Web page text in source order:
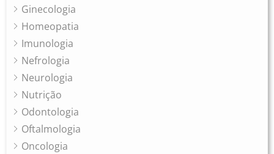
Ginecologia
Homeopatia
Imunologia
Nefrologia
Neurologia
Nutrição
Odontologia
Oftalmologia
Oncologia